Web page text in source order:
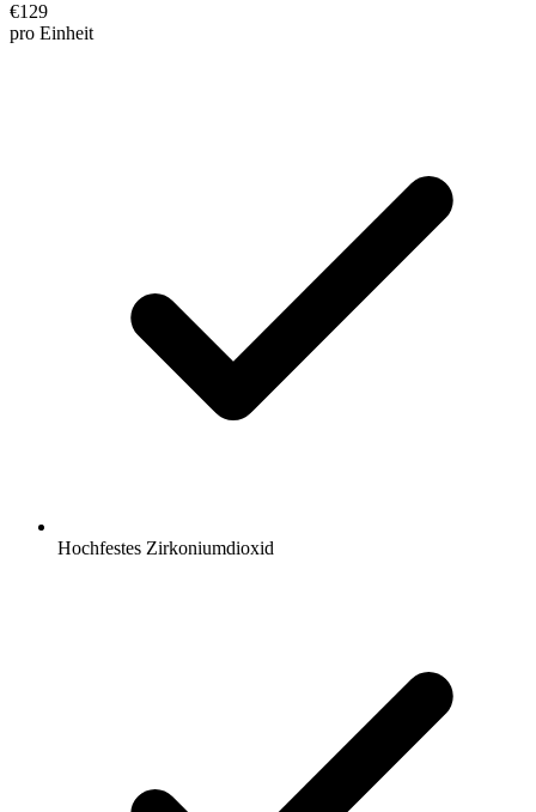
€129
pro Einheit
Hochfestes Zirkoniumdioxid